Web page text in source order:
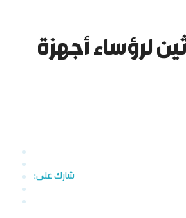
لرؤساء أجهزة